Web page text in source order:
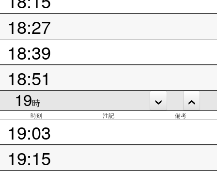
18:27
18:39
18:51
19時
時刻 注記 備考
19:03
19:15